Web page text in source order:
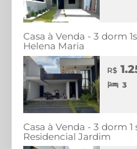
Casa à Venda - 3 dorm
Helena Maria
R$
3
Casa à Venda - 3 dorm
Residencial Jardim